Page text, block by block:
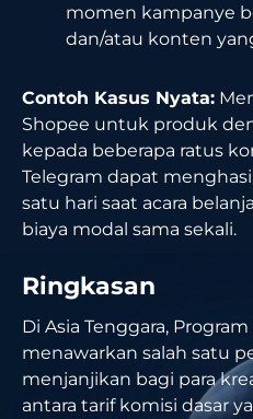
momen kampanye
dan/atau konten
Contoh Kasus Nyata:
Shopee untuk produk
kepada beberapa ratus
Telegram dapat
satu hari saat acara
biaya modal sama sekali.
Ringkasan
Di Asia Tenggara,
menawarkan salah satu
menjanjikan bagi para
antara tarif komisi dasar